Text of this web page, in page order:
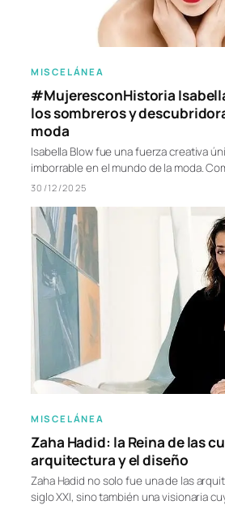
MISCELÁNEA
#MujeresconHistoria
los sombreros y
moda
Isabella Blow fue una fuerza creativa
imborrable en el mundo de la moda.
30/12/2025
MISCELÁNEA
Zaha Hadid: la Reina de las
arquitectura y el diseño
Zaha Hadid no solo fue una de las
siglo XXI, sino también una visionaria